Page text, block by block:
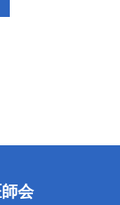
会